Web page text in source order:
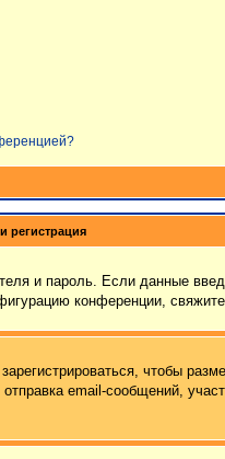
регистрация
и пароль. Если данные
конференции,
чтобы
email-сообщений,